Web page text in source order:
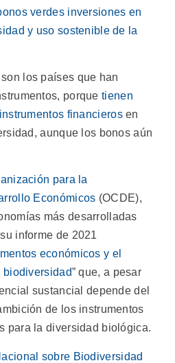
verdes inversiones en
y uso sostenible de la
los países que han
porque tienen
instrumentos financierosen
aunque los bonos aún
para la
Económicos (OCDE),
más desarrolladas
informe de 2021
económicos y el
” que, a pesar
sustancial depende del
de los instrumentos
para la diversidad biológica.
sobre Biodiversidad